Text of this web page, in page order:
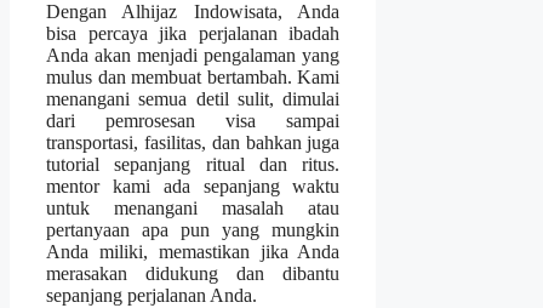
Dengan Alhijaz Indowisata, Anda
bisa percaya jika perjalanan ibadah
Anda akan menjadi pengalaman yang
mulus dan membuat bertambah. Kami
menangani semua detil sulit, dimulai
dari pemrosesan visa sampai
transportasi, fasilitas, dan bahkan juga
tutorial sepanjang ritual dan ritus.
mentor kami ada sepanjang waktu
untuk menangani masalah atau
pertanyaan apa pun yang mungkin
Anda miliki, memastikan jika Anda
merasakan didukung dan dibantu
sepanjang perjalanan Anda.